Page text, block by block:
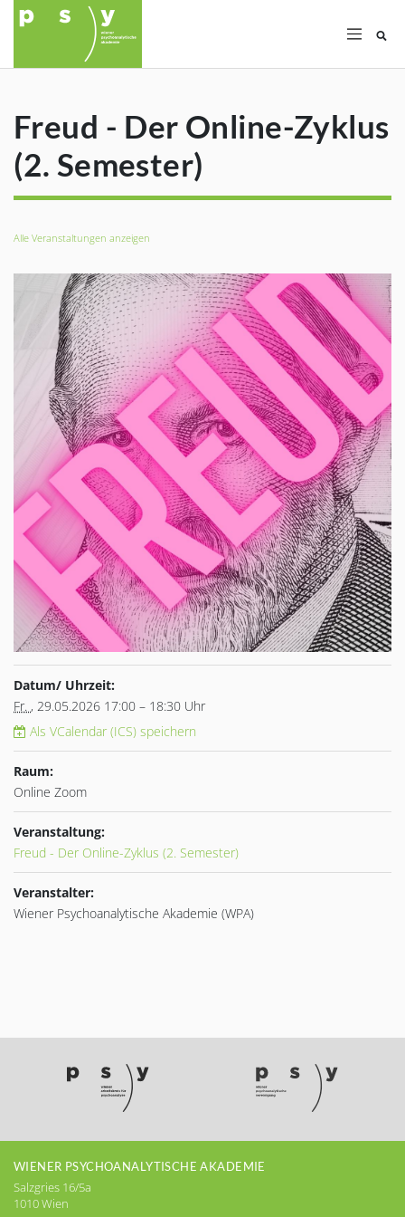
Freud - Der Online-Zyklus
(2. Semester)
Alle Veranstaltungen anzeigen
Datum/ Uhrzeit:
Fr. , 29.05.2026 17:00 – 18:30 Uhr
Als VCalendar (ICS) speichern
Raum:
Online Zoom
Veranstaltung:
Freud - Der Online-Zyklus (2. Semester)
Veranstalter:
Wiener Psychoanalytische Akademie (WPA)
WIENER PSYCHOANALYTISCHE AKADEMIE
Salzgries 16/5a
1010 Wien